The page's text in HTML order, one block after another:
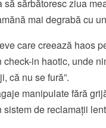
să sărbătoresc ziua
mai degrabă cu
care creează haos
check-in haotic, unde
că nu se fură”.
manipulate fără
sistem de reclamații